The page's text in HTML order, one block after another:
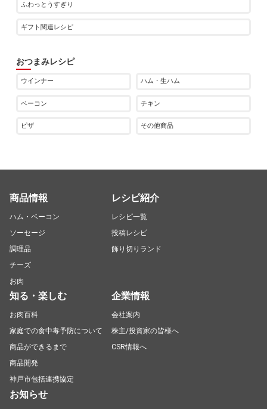
ふわっとうすぎり
ギフト関連レシピ
おつまみレシピ
ウインナー ハム・生ハム
ベーコン チキン
ピザ その他商品
商品情報
ハム・ベーコン
ソーセージ
調理品
チーズ
お肉
レシピ紹介
レシピ一覧
投稿レシピ
飾り切りランド
知る・楽しむ
お肉百科
家庭での食中毒予防について
商品ができるまで
商品開発
神戸市包括連携協定
企業情報
会社案内
株主/投資家の皆様へ
CSR情報へ
お知らせ